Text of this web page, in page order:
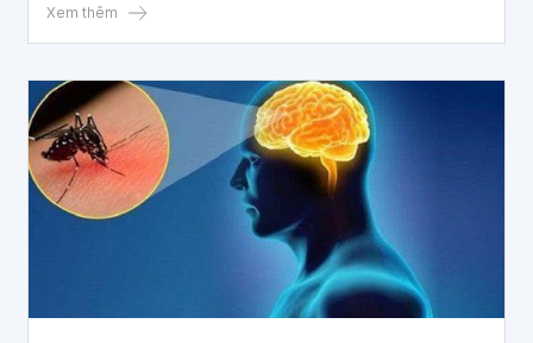
Xem thêm